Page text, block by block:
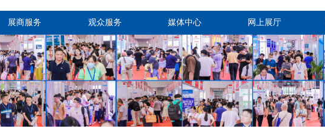
展商服务 观众服务 媒体中心 网上展厅